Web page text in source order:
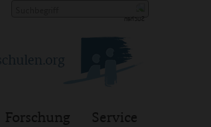
Forschung Service